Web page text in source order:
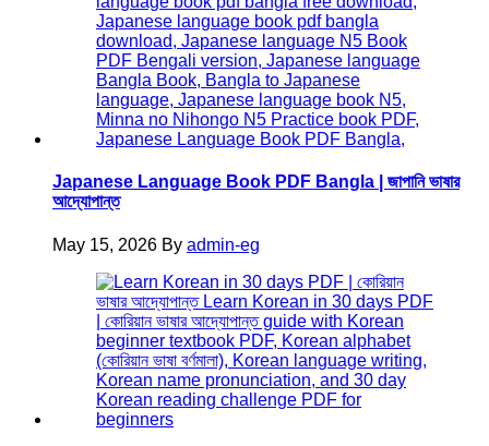
Japanese Language Book PDF Bangla | জাপানি ভাষার
আদ্যোপান্ত
May 15, 2026 By admin-eg